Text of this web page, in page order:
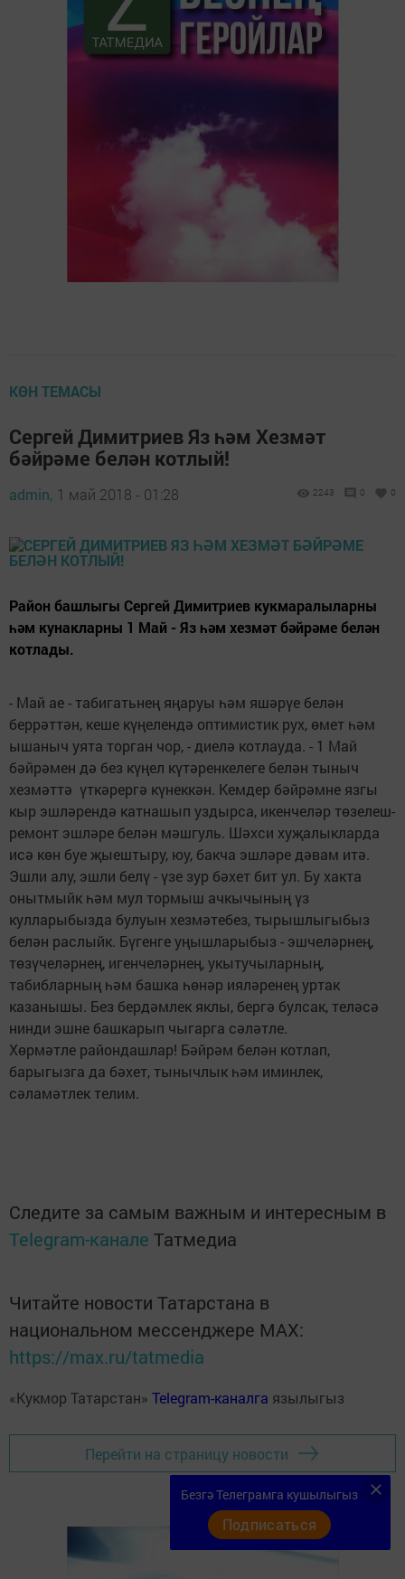
КӨН ТЕМАСЫ
Сергей Димитриев Яз һәм Хезмәт
бәйрәме белән котлый!
admin, 1 май 2018 - 01:28 2243 0 0
Район башлыгы Сергей Димитриев кукмаралыларны
һәм кунакларны 1 Май - Яз һәм хезмәт бәйрәме белән
котлады.
- Май ае - табигатьнең яңаруы һәм яшәрүе белән
беррәттән, кеше күңелендә оптимистик рух, өмет һәм
ышаныч уята торган чор, - диелә котлауда. - 1 Май
бәйрәмен дә без күңел күтәренкелеге белән тыныч
хезмәттә үткәрергә күнеккән. Кемдер бәйрәмне язгы
кыр эшләрендә катнашып уздырса, икенчеләр төзелеш-
ремонт эшләре белән мәшгуль. Шәхси хуҗалыкларда
исә көн буе җыештыру, юу, бакча эшләре дәвам итә.
Эшли алу, эшли белү - үзе зур бәхет бит ул. Бу хакта
онытмыйк һәм мул тормыш ачкычының үз
кулларыбызда булуын хезмәтебез, тырышлыгыбыз
белән раслыйк. Бүгенге уңышларыбыз - эшчеләрнең,
төзүчеләрнең, игенчеләрнең, укытучыларның,
табибларның һәм башка һөнәр ияләренең уртак
казанышы. Без бердәмлек яклы, бергә булсак, теләсә
нинди эшне башкарып чыгарга сәләтле.
Хөрмәтле райондашлар! Бәйрәм белән котлап,
барыгызга да бәхет, тынычлык һәм иминлек,
сәламәтлек телим.
Следите за самым важным и интересным в
Telegram-канале Татмедиа
Читайте новости Татарстана в
национальном мессенджере MАХ:
https://max.ru/tatmedia
«Кукмор Татарстан» Telegram-каналга язылыгыз
Перейти на страницу новости
Безгә Телеграмга кушылыгыз
Подписаться